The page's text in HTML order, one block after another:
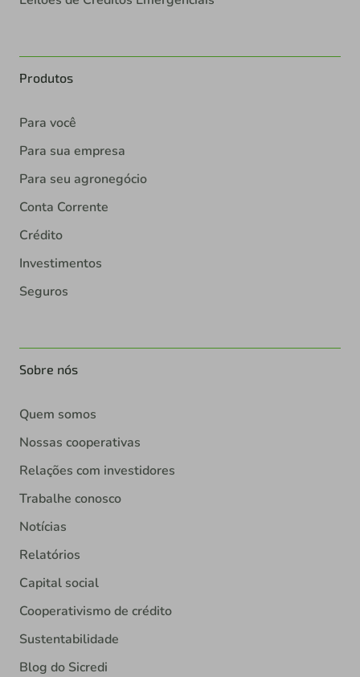
Produtos
Para você
Para sua empresa
Para seu agronegócio
Conta Corrente
Crédito
Investimentos
Seguros
Sobre nós
Quem somos
Nossas cooperativas
Relações com investidores
Trabalhe conosco
Notícias
Relatórios
Capital social
Cooperativismo de crédito
Sustentabilidade
Blog do Sicredi